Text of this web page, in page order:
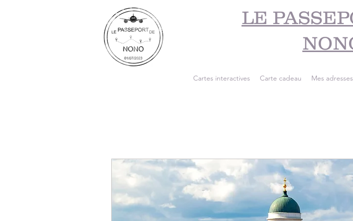
LE
Cartes interactives Carte cadeau Mes adresses